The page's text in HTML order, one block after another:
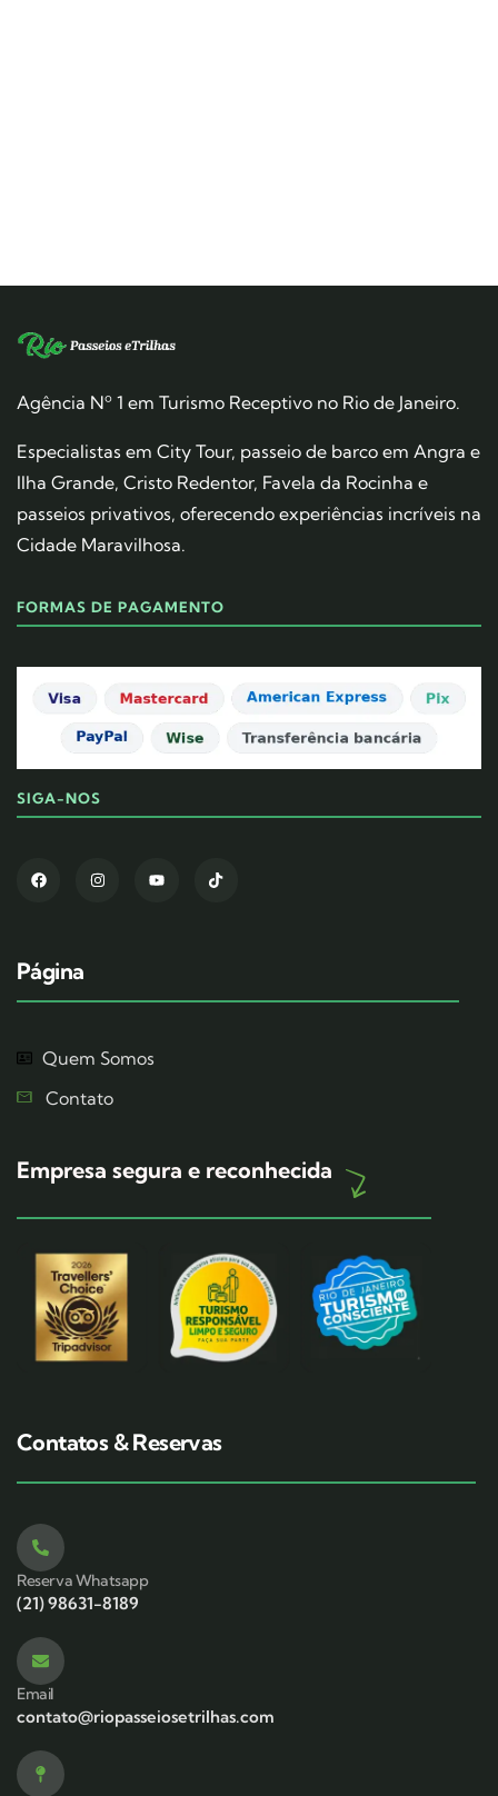
Agência Nº 1 em Turismo Receptivo no Rio de Janeiro.
Especialistas em City Tour, passeio de barco em Angra e
Ilha Grande, Cristo Redentor, Favela da Rocinha e
passeios privativos, oferecendo experiências incríveis na
Cidade Maravilhosa.
FORMAS DE PAGAMENTO
SIGA-NOS
Página
Quem Somos
Contato
Empresa segura e reconhecida
Contatos & Reservas
Reserva Whatsapp
(21) 98631-8189
Email
contato@riopasseiosetrilhas.com